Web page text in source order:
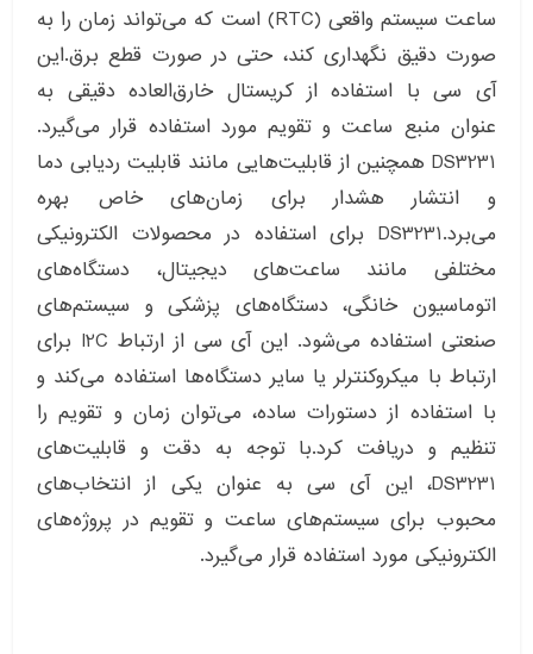
ساعت سیستم واقعی (RTC) است که می‌تواند زمان را به
صورت دقیق نگهداری کند، حتی در صورت قطع برق.این
آی سی با استفاده از کریستال خارق‌العاده دقیقی به
عنوان منبع ساعت و تقویم مورد استفاده قرار می‌گیرد.
DS3231 همچنین از قابلیت‌هایی مانند قابلیت ردیابی دما
و انتشار هشدار برای زمان‌های خاص بهره
می‌برد.DS3231 برای استفاده در محصولات الکترونیکی
مختلفی مانند ساعت‌های دیجیتال، دستگاه‌های
اتوماسیون خانگی، دستگاه‌های پزشکی و سیستم‌های
صنعتی استفاده می‌شود. این آی سی از ارتباط I2C برای
ارتباط با میکروکنترلر یا سایر دستگاه‌ها استفاده می‌کند و
با استفاده از دستورات ساده، می‌توان زمان و تقویم را
تنظیم و دریافت کرد.با توجه به دقت و قابلیت‌های
DS3231، این آی سی به عنوان یکی از انتخاب‌های
محبوب برای سیستم‌های ساعت و تقویم در پروژه‌های
الکترونیکی مورد استفاده قرار می‌گیرد.